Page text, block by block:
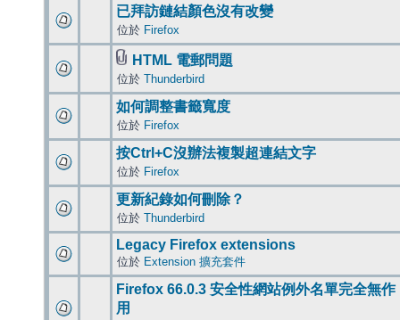
已拜訪鏈結顏色沒有改變
位於 Firefox
HTML 電郵問題
位於 Thunderbird
如何調整書籤寬度
位於 Firefox
按Ctrl+C沒辦法複製超連結文字
位於 Firefox
更新紀錄如何刪除？
位於 Thunderbird
Legacy Firefox extensions
位於 Extension 擴充套件
Firefox 66.0.3 安全性網站例外名單完全無作
用